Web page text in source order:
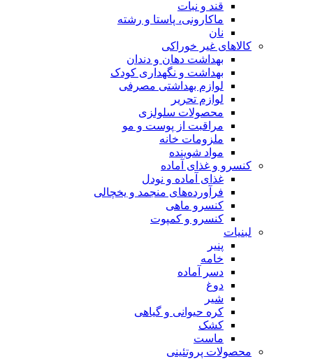
قند و نبات
ماکارونی، پاستا و رشته
نان
کالاهای غیر خوراکی
بهداشت دهان و دندان
بهداشت و نگهداری کودک
لوازم بهداشتی مصرفی
لوازم تحریر
محصولات سلولزی
مراقبت از پوست و مو
ملزومات خانه
مواد شوینده
کنسرو و غذای آماده
غذای آماده و نودل
فرآورده‌های منجمد و یخچالی
کنسرو ماهی
کنسرو و کمپوت
لبنیات
پنیر
خامه
دسر آماده
دوغ
شیر
کره حیوانی و گیاهی
کشک
ماست
محصولات پروتئینی